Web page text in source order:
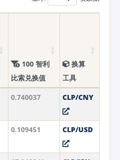
100 智利
比索兑换值
换算
工具
0.740037 CLP/CNY
0.109451 CLP/USD